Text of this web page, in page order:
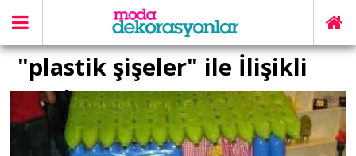
"plastik şişeler" ile İlişikli
yazılar